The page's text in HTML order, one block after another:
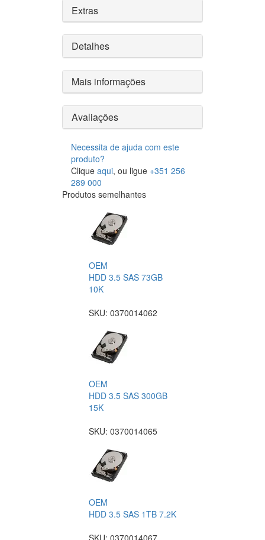
Extras
Detalhes
Mais informações
Avaliações
Necessita de ajuda com este
produto?
Clique aqui, ou ligue +351 256
289 000
Produtos semelhantes
OEM
HDD 3.5 SAS 73GB
10K
SKU: 0370014062
OEM
HDD 3.5 SAS 300GB
15K
SKU: 0370014065
OEM
HDD 3.5 SAS 1TB 7.2K